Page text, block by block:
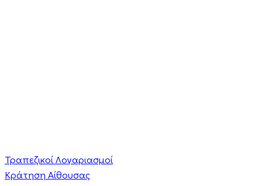
Τραπεζικοί Λογαριασμοί
Κράτηση Αίθουσας